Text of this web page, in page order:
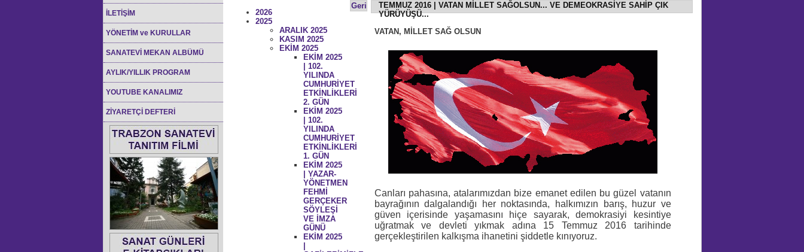
İLETİŞİM
YÖNETİM ve KURULLAR
SANATEVİ MEKAN ALBÜMÜ
AYLIK/YILLIK PROGRAM
YOUTUBE KANALIMIZ
ZİYARETÇİ DEFTERİ
Geri
TEMMUZ 2016 | VATAN MİLLET SAĞOLSUN... VE DEMEOKRASİYE SAHİP ÇIK
YÜRÜYÜŞÜ...
VATAN, MİLLET SAĞ OLSUN
Canları pahasına, atalarımızdan bize emanet edilen bu güzel vatanın
bayrağının dalgalandığı her noktasında, halkımızın barış, huzur ve
güven içerisinde yaşamasını hiçe sayarak, demokrasiyi kesintiye
uğratmak ve devleti yıkmak adına 15 Temmuz 2016 tarihinde
gerçekleştirilen kalkışma ihanetini şiddetle kınıyoruz.
2026
2025
ARALIK 2025
KASIM 2025
EKİM 2025
EKİM 2025
| 102.
YILINDA
CUMHURİYET
ETKİNLİKLERİ
2. GÜN
EKİM 2025
| 102.
YILINDA
CUMHURİYET
ETKİNLİKLERİ
1. GÜN
EKİM 2025
| YAZAR-
YÖNETMEN
FEHMİ
GERÇEKER
SÖYLEŞİ
VE İMZA
GÜNÜ
EKİM 2025